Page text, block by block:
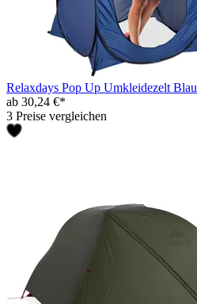
Relaxdays Pop Up Umkleidezelt Blau
ab 30,24 €*
3 Preise vergleichen